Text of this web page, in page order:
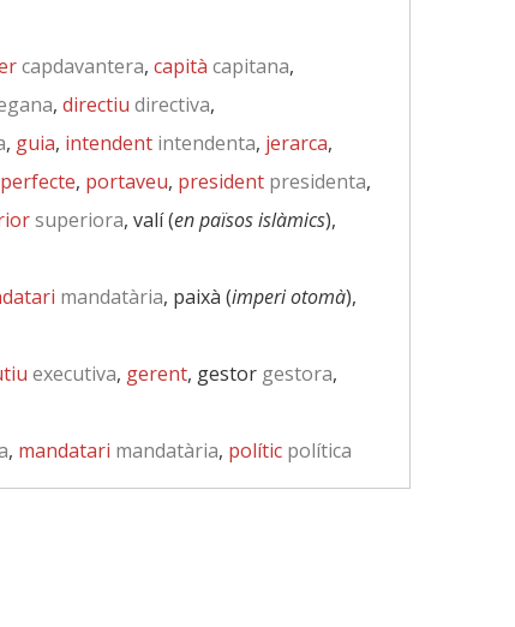
capdavantera, capità capitana,
, directiu directiva,
, guia, intendent intendenta, jerarca,
perfecte, portaveu, president presidenta,
superiora, valí (en països islàmics),
mandatària, paixà (imperi otomà),
executiva, gerent, gestor gestora,
, mandatari mandatària, polític política